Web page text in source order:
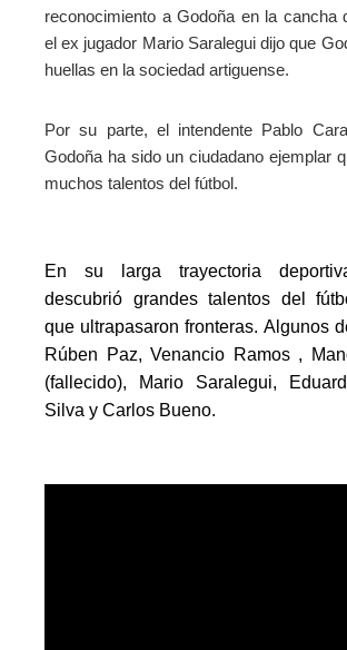
reconocimiento a Godoña en la cancha
el ex jugador Mario Saralegui dijo que
huellas en la sociedad artiguense.
Por su parte, el intendente Pablo
Godoña ha sido un ciudadano ejemplar
muchos talentos del fútbol.
En su larga trayectoria
descubrió grandes talentos del
que ultrapasaron fronteras. Algunos
Rúben Paz, Venancio Ramos ,
(fallecido), Mario Saralegui,
Silva y Carlos Bueno.